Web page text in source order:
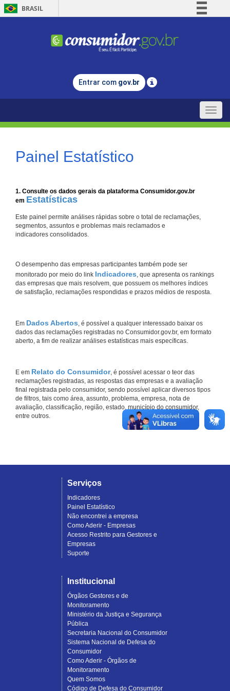
BRASIL
Comunica BR
Legislação
Entrar com gov.br
Toggle
Painel Estatístico
1. Consulte os dados gerais da plataforma Consumidor.gov.br
em Estatísticas
Este painel permite análises rápidas sobre o total de reclamações,
segmentos, assuntos e problemas mais reclamados e
indicadores consolidados.
O desempenho das empresas participantes também pode ser
monitorado por meio do link Indicadores, que apresenta os rankings
das empresas que mais resolvem, que possuem os melhores índices
de satisfação, reclamações respondidas e prazos médios de resposta.
Em Dados Abertos, é possível a qualquer interessado baixar os
dados das reclamações registradas no Consumidor.gov.br, em formato
aberto, a fim de realizar análises estatísticas mais específicas.
E em Relato do Consumidor, é possível acessar o teor das
reclamações registradas, as respostas das empresas e a avaliação
final registrada pelo consumidor, sendo possível aplicar diversos tipos
de filtros, tais como área, assunto, problema, empresa, nota de
avaliação, classificação, região, estado, município do consumidor,
entre outros.
Serviços
Indicadores
Painel Estatístico
Não encontrei a empresa
Como Aderir - Empresas
Acesso Restrito para Gestores e
Empresas
Suporte
Institucional
Órgãos Gestores e de
Monitoramento
Ministério da Justiça e Segurança
Pública
Secretaria Nacional do Consumidor
Sistema Nacional de Defesa do
Consumidor
Como Aderir - Órgãos de
Monitoramento
Quem Somos
Código de Defesa do Consumidor